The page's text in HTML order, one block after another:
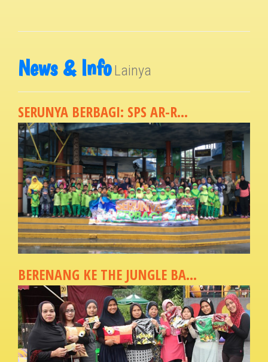
News & InfoLainya
SERUNYA BERBAGI: SPS AR-R...
BERENANG KE THE JUNGLE BA...